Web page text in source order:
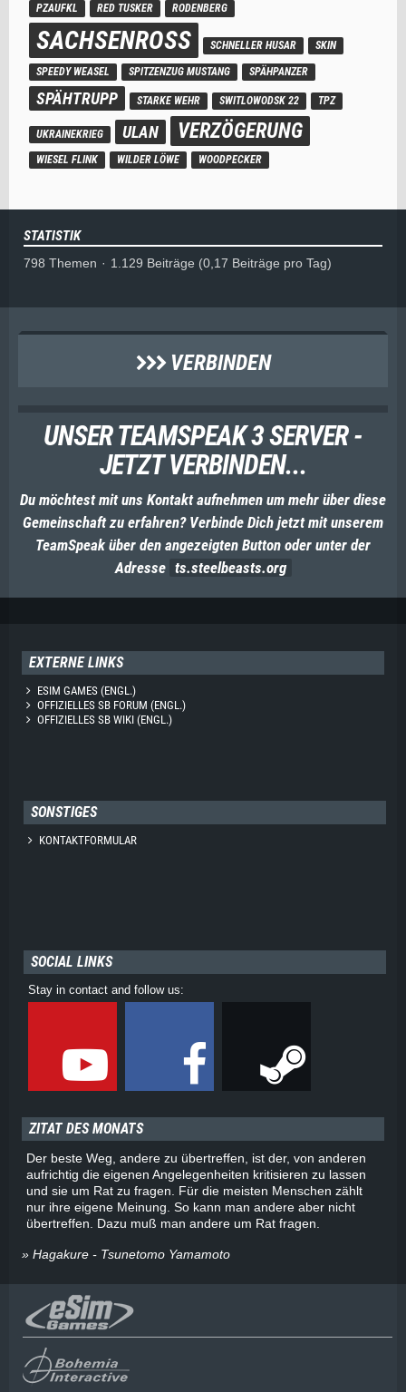
PZAUFKL RED TUSKER RODENBERG
SACHSENROSS SCHNELLER HUSAR SKIN
SPEEDY WEASEL SPITZENZUG MUSTANG SPÄHPANZER
SPÄHTRUPP STARKE WEHR SWITLOWODSK 22 TPZ
UKRAINEKRIEG ULAN VERZÖGERUNG
WIESEL FLINK WILDER LÖWE WOODPECKER
STATISTIK
798 Themen 1.129 Beiträge (0,17 Beiträge pro Tag)
VERBINDEN
UNSER TEAMSPEAK 3 SERVER -
JETZT VERBINDEN...
Du möchtest mit uns Kontakt aufnehmen um mehr über diese
Gemeinschaft zu erfahren? Verbinde Dich jetzt mit unserem
TeamSpeak über den angezeigten Button oder unter der
Adresse ts.steelbeasts.org
EXTERNE LINKS
ESIM GAMES (ENGL.)
OFFIZIELLES SB FORUM (ENGL.)
OFFIZIELLES SB WIKI (ENGL.)
SONSTIGES
KONTAKTFORMULAR
SOCIAL LINKS
Stay in contact and follow us:
ZITAT DES MONATS
Der beste Weg, andere zu übertreffen, ist der, von anderen
aufrichtig die eigenen Angelegenheiten kritisieren zu lassen
und sie um Rat zu fragen. Für die meisten Menschen zählt
nur ihre eigene Meinung. So kann man andere aber nicht
übertreffen. Dazu muß man andere um Rat fragen.
» Hagakure - Tsunetomo Yamamoto